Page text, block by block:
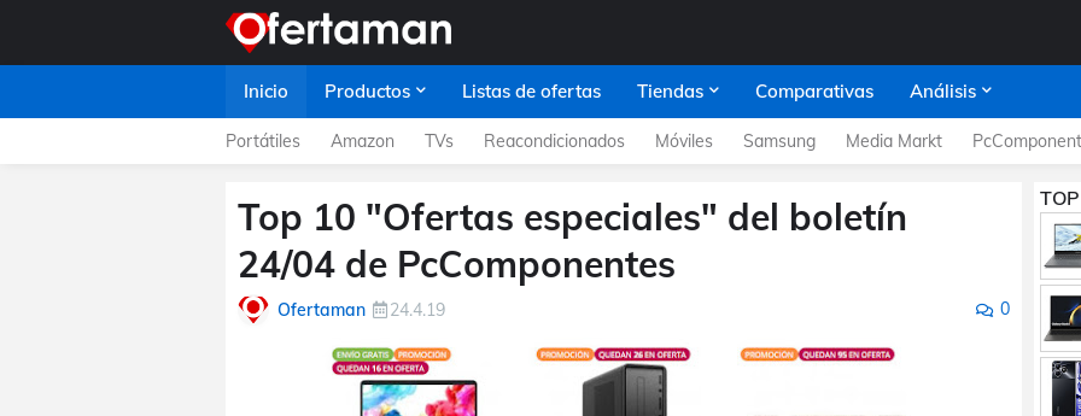
Inicio Productos Listas de ofertas Tiendas Comparativas Análisis
Portátiles Amazon TVs Reacondicionados Móviles Samsung Media Markt
Top 10 "Ofertas especiales" del boletín
24/04 de PcComponentes
Ofertaman 24.4.19 0